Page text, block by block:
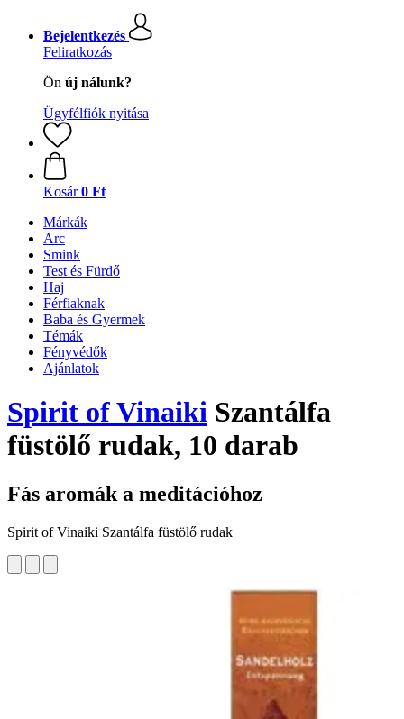
Bejelentkezés
Feliratkozás
Ön új nálunk?
Ügyfélfiók nyitása
Kosár 0 Ft
Márkák
Arc
Smink
Test és Fürdő
Haj
Férfiaknak
Baba és Gyermek
Témák
Fényvédők
Ajánlatok
Spirit of Vinaiki Szantálfa
füstölő rudak, 10 darab
Fás aromák a meditációhoz
Spirit of Vinaiki Szantálfa füstölő rudak